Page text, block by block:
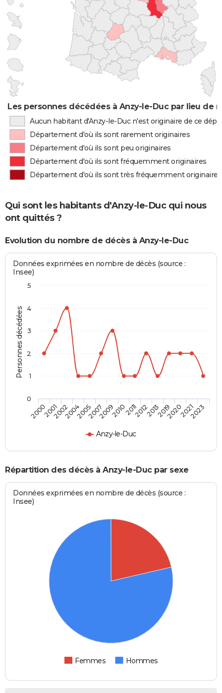
Les personnes décédées à Anzy-le-Duc par lieu de
Aucun habitant d'Anzy-le-Duc n'est originaire de ce
Département d'où ils sont rarement originaires
Département d'où ils sont peu originaires
Département d'où ils sont fréquemment originaires
Département d'où ils sont très fréquemment originaires
Qui sont les habitants d'Anzy-le-Duc qui nous
ont quittés ?
Evolution du nombre de décès à Anzy-le-Duc
Personnes décédées
Données exprimées en nombre de décès (source :
Insee)
Anzy-le-Duc
200020012002200420052007200920102011201220132019202020212023
0
1
2
3
4
5
Répartition des décès à Anzy-le-Duc par sexe
Données exprimées en nombre de décès (source :
Insee)
Femmes Hommes